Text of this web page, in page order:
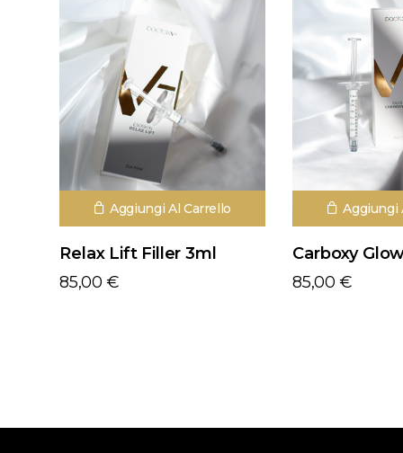
Aggiungi Al Carrello
Relax Lift Filler 3ml
85,00€
Aggiungi
Carboxy
85,00€